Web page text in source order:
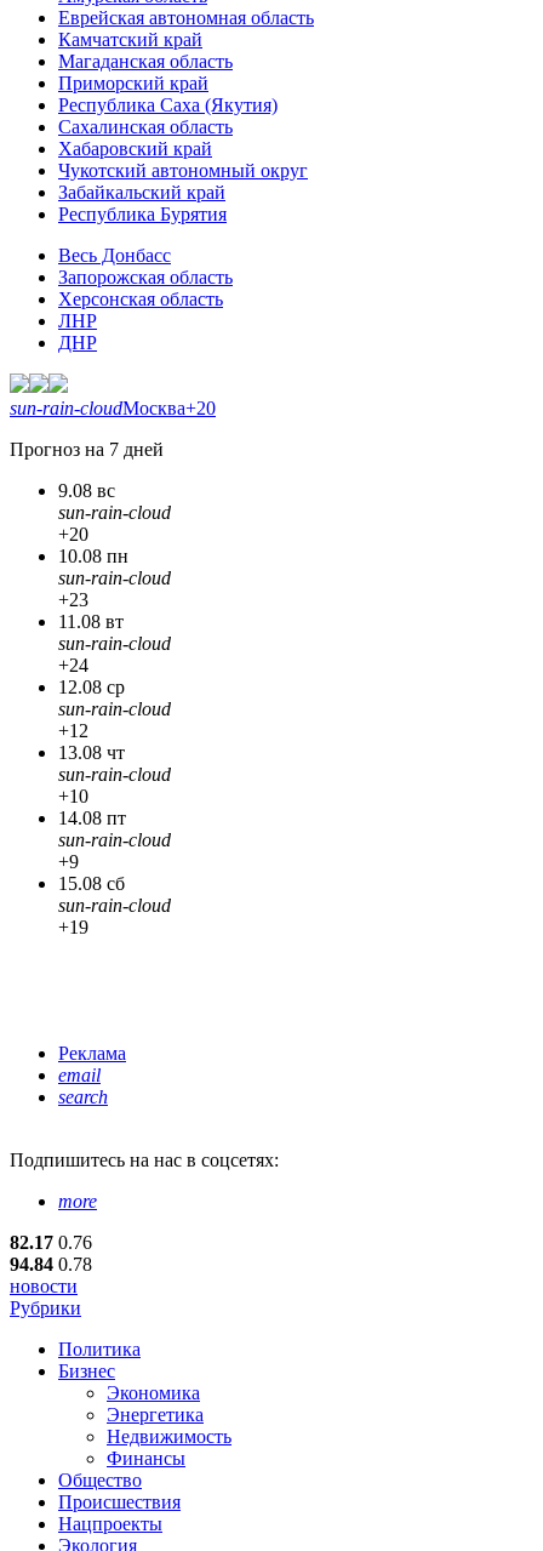
Еврейская автономная область
Камчатский край
Магаданская область
Приморский край
Республика Саха (Якутия)
Сахалинская область
Хабаровский край
Чукотский автономный округ
Забайкальский край
Республика Бурятия
Весь Донбасс
Запорожская область
Херсонская область
ЛНР
ДНР
sun-rain-cloudМосква+20
Прогноз на 7 дней
9.08 вс
sun-rain-cloud
+20
10.08 пн
sun-rain-cloud
+23
11.08 вт
sun-rain-cloud
+24
12.08 ср
sun-rain-cloud
+12
13.08 чт
sun-rain-cloud
+10
14.08 пт
sun-rain-cloud
+9
15.08 сб
sun-rain-cloud
+19
Реклама
email
search
Подпишитесь на нас в соцсетях:
more
82.17 0.76
94.84 0.78
новости
Рубрики
Политика
Бизнес
Экономика
Энергетика
Недвижимость
Финансы
Общество
Происшествия
Нацпроекты
Экология